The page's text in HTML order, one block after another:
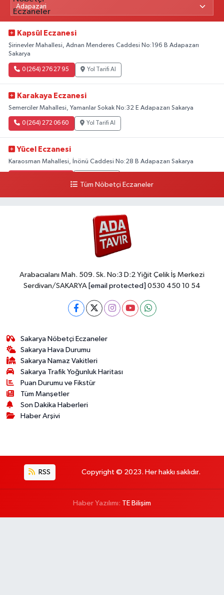
Kapsül Eczanesi
Şirinevler Mahallesi, Adnan Menderes Caddesi No:196 B Adapazarı
Sakarya
0 (264) 276 27 95 Yol Tarifi Al
Karakaya Eczanesi
Semerciler Mahallesi, Yamanlar Sokak No:32 E Adapazarı Sakarya
0 (264) 272 06 60 Yol Tarifi Al
Yücel Eczanesi
Karaosman Mahallesi, İnönü Caddesi No:28 B Adapazarı Sakarya
Karaman Mahallesi, Cahit Kıraç Caddesi No:31 16 Adapazarı Sakarya
Yol Tarifi Al
Tüm Nöbetçi Eczaneler
Arabacıalanı Mah. 509. Sk. No:3 D:2 Yiğit Çelik İş Merkezi
Serdivan/SAKARYA [email protected] 0530 450 10 54
Sakarya Nöbetçi Eczaneler
Sakarya Hava Durumu
Sakarya Namaz Vakitleri
Sakarya Trafik Yoğunluk Haritası
Puan Durumu ve Fikstür
Tüm Manşetler
Son Dakika Haberleri
Haber Arşivi
RSS Copyright © 2023. Her hakkı saklıdır.
Haber Yazılımı: TE Bilişim